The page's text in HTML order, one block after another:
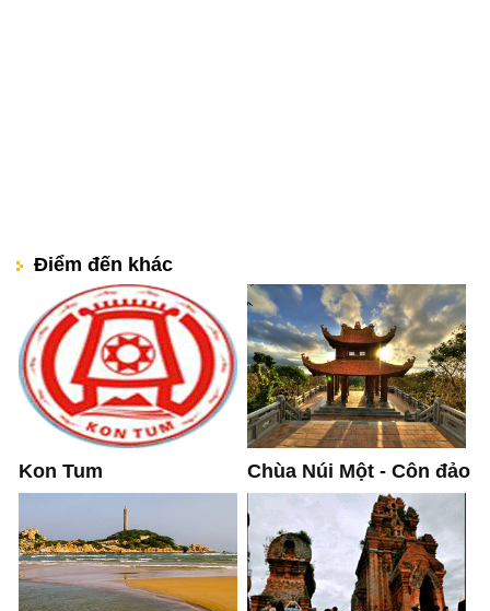
Điểm đến khác
Kon Tum Chùa Núi Một - Côn đảo